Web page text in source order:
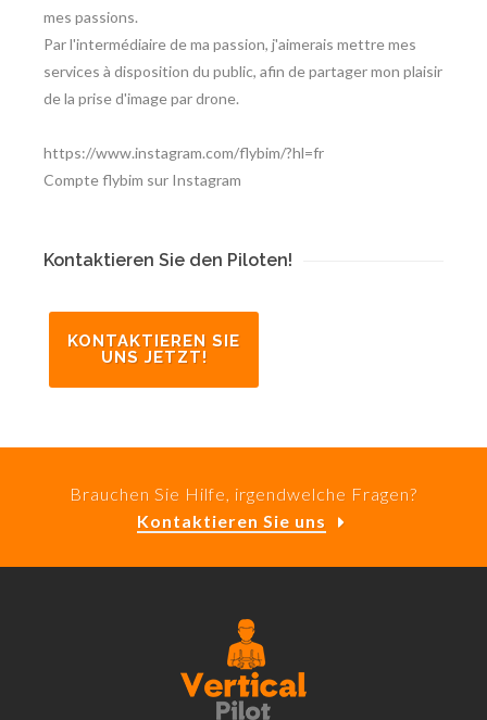
mes passions.
Par l'intermédiaire de ma passion, j'aimerais mettre mes
services à disposition du public, afin de partager mon plaisir
de la prise d'image par drone.
https://www.instagram.com/flybim/?hl=fr
Compte flybim sur Instagram
Kontaktieren Sie den Piloten!
KONTAKTIEREN SIE
UNS JETZT!
Brauchen Sie Hilfe, irgendwelche Fragen?
Kontaktieren Sie uns